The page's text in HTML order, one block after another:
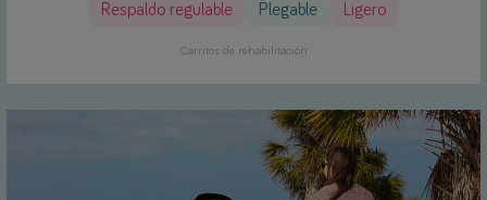
Respaldo regulable Plegable Ligero
Carritos de rehabilitación